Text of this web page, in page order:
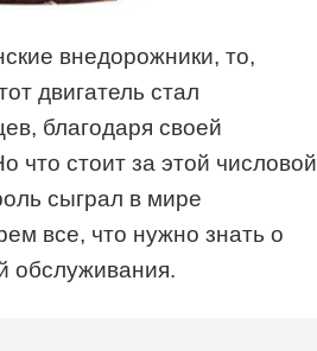
внедорожники, то,
двигатель стал
благодаря своей
что стоит за этой числовой
сыграл в мире
все, что нужно знать о
обслуживания.